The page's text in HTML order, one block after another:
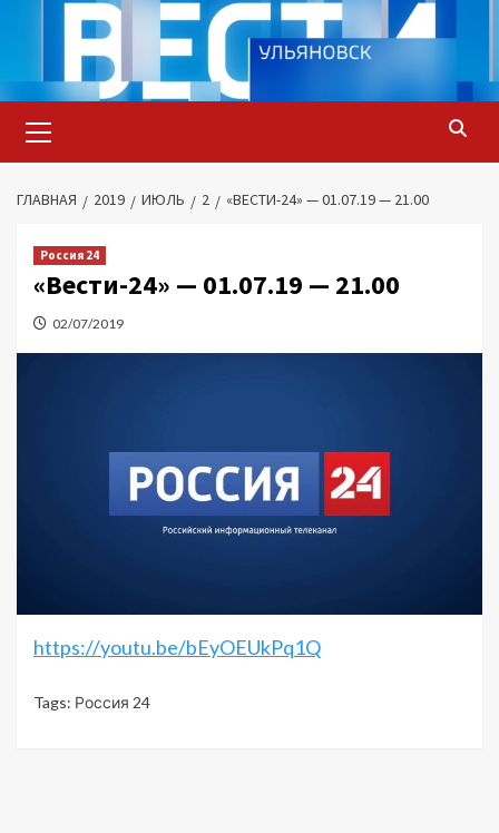
содержимому
меню
ГЛАВНАЯ 2019 ИЮЛЬ 2 «ВЕСТИ-24» — 01.07.19 — 21.00
Россия 24
«Вести-24» — 01.07.19 — 21.00
02/07/2019
https://youtu.be/bEyOEUkPq1Q
Tags: Россия 24